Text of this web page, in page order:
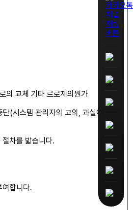
의 교체 기타 르로제의원가
(시스템 관리자의 고의, 과실이 없는
차를 밟습니다.
합니다.